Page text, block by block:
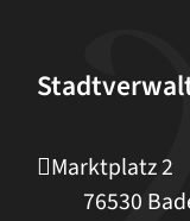
Marktplatz 2
76530